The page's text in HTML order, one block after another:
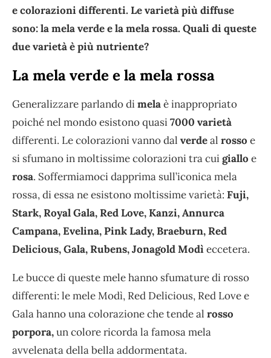
e colorazioni differenti. Le varietà più diffuse
sono: la mela verde e la mela rossa. Quali di queste
due varietà è più nutriente?
La mela verde e la mela rossa
Generalizzare parlando dimelaè inappropriato
poiché nel mondo esistono quasi7000 varietà
differenti. Le colorazioni vanno dal verdeal rosso e
si sfumano in moltissime colorazioni tra cuigiallo e
rosa. Soffermiamoci dapprima sull’iconica mela
rossa, di essa ne esistono moltissime varietà: Fuji,
Stark, Royal Gala, Red Love, Kanzi, Annurca
Campana, Evelina, Pink Lady, Braeburn, Red
Delicious, Gala, Rubens, Jonagold Modìeccetera.
Le bucce di queste mele hanno sfumature di rosso
differenti: le mele Modì, Red Delicious, Red Love e
Gala hanno una colorazione che tende al rosso
porpora,un colore ricorda la famosa mela
avvelenata della bella addormentata.